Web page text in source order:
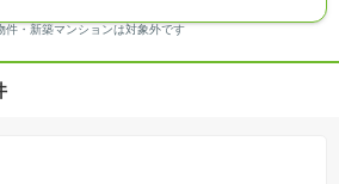
多少異なる場合があります。
、全ての住戸に該当しない項目もあります。
から１週間表示されます。
件・新築マンションは対象外です